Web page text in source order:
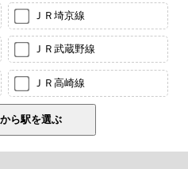
ＪＲ埼京線
ＪＲ武蔵野線
ＪＲ高崎線